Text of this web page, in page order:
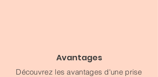
Avantages
Découvrez les avantages d'une prise